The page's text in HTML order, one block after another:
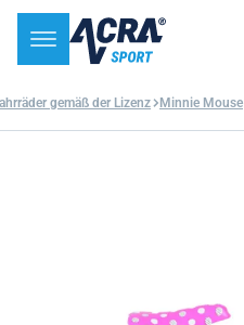
gemäß der Lizenz Minnie Mouse